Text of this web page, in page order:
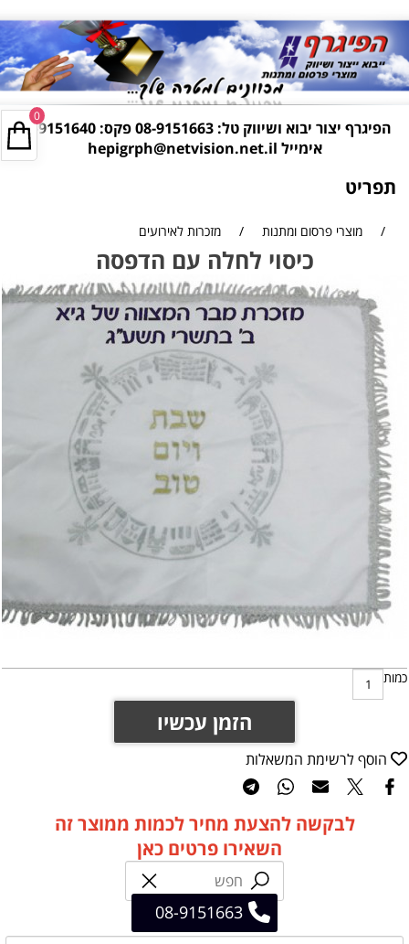
הפיגרף יצור יבוא ושיווק טל: 08-9151663
פקס: 08-9151640
אימייל hepigrph@netvision.net.il
תפריט
/ מוצרי פרסום ומתנות / מזכרות לאירועים
כיסוי לחלה עם הדפסה
כמות
הזמן עכשיו
הוסף לרשימת המשאלות
0
לבקשה להצעת מחיר לכמות ממוצר זה
השאירו פרטים כאן
08-9151663